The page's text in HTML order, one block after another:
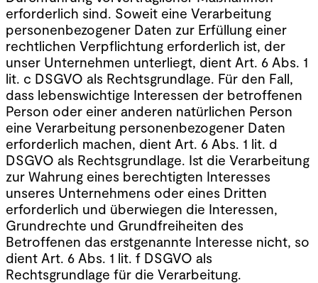
erforderlich sind. Soweit eine Verarbeitung
personenbezogener Daten zur Erfüllung einer
rechtlichen Verpflichtung erforderlich ist, der
unser Unternehmen unterliegt, dient Art. 6 Abs. 1
lit. c DSGVO als Rechtsgrundlage. Für den Fall,
dass lebenswichtige Interessen der betroffenen
Person oder einer anderen natürlichen Person
eine Verarbeitung personenbezogener Daten
erforderlich machen, dient Art. 6 Abs. 1 lit. d
DSGVO als Rechtsgrundlage. Ist die Verarbeitung
zur Wahrung eines berechtigten Interesses
unseres Unternehmens oder eines Dritten
erforderlich und überwiegen die Interessen,
Grundrechte und Grundfreiheiten des
Betroffenen das erstgenannte Interesse nicht, so
dient Art. 6 Abs. 1 lit. f DSGVO als
Rechtsgrundlage für die Verarbeitung.